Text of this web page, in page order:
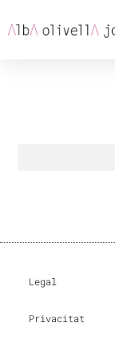
Legal
Privacitat